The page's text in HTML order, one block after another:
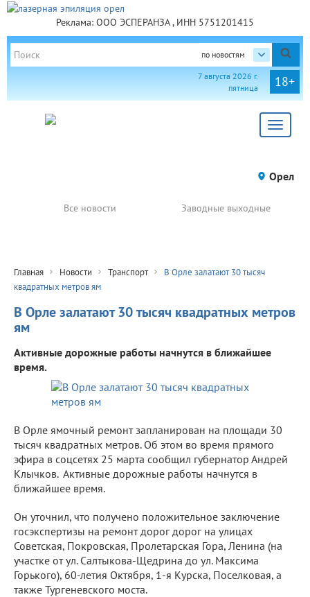
Реклама: ООО ЭСПЕРАНЗА , ИНН 5751201415
по новостям
18+
7 августа 2026 г.
пятница
Toggle
Орел
Все новости Заводные выходные
Главная Новости Транспорт
В Орле залатают 30 тысяч
квадратных метров ям
В Орле залатают 30 тысяч квадратных метров
ям
Активные дорожные работы начнутся в ближайшее
время.
В Орле ямочный ремонт запланирован на площади 30
тысяч квадратных метров. Об этом во время прямого
эфира в соцсетях 25 марта сообщил губернатор Андрей
Клычков. Активные дорожные работы начнутся в
ближайшее время.
Он уточнил, что получено положительное заключение
госэкспертизы на ремонт дорог дорог на улицах
Советская, Покровская, Пролетарская Гора, Ленина (на
участке от ул. Салтыкова-Щедрина до ул. Максима
Горького), 60-летия Октября, 1-я Курска, Поселковая, а
также Тургеневского моста.